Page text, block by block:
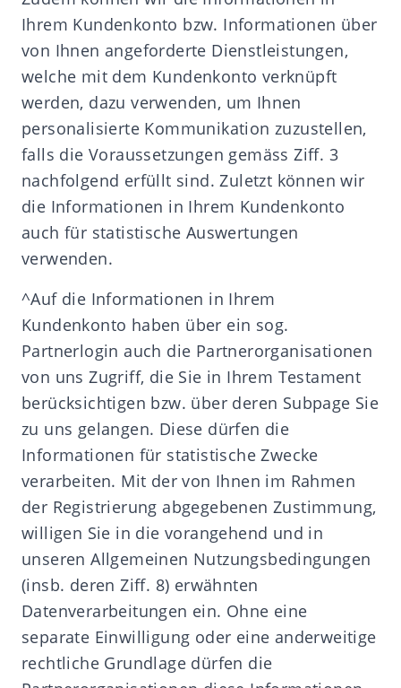
Ihrem Kundenkonto bzw. Informationen über
von Ihnen angeforderte Dienstleistungen,
welche mit dem Kundenkonto verknüpft
werden, dazu verwenden, um Ihnen
personalisierte Kommunikation zuzustellen,
falls die Voraussetzungen gemäss Ziff. 3
nachfolgend erfüllt sind. Zuletzt können wir
die Informationen in Ihrem Kundenkonto
auch für statistische Auswertungen
verwenden.
^Auf die Informationen in Ihrem
Kundenkonto haben über ein sog.
Partnerlogin auch die Partnerorganisationen
von uns Zugriff, die Sie in Ihrem Testament
berücksichtigen bzw. über deren Subpage Sie
zu uns gelangen. Diese dürfen die
Informationen für statistische Zwecke
verarbeiten. Mit der von Ihnen im Rahmen
der Registrierung abgegebenen Zustimmung,
willigen Sie in die vorangehend und in
unserenAllgemeinen Nutzungsbedingungen
(insb. deren Ziff. 8) erwähnten
Datenverarbeitungen ein. Ohne eine
separate Einwilligung oder eine anderweitige
rechtliche Grundlage dürfen die